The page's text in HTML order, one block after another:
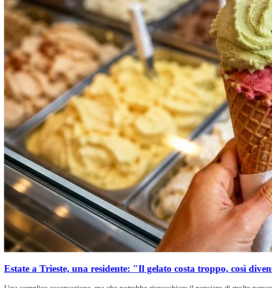
Estate a Trieste, una residente: "Il gelato costa troppo, così